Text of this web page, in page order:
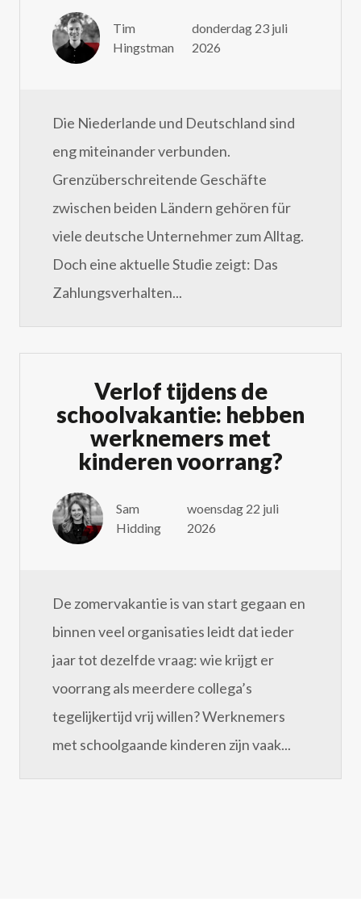
Tim
Hingstman
donderdag 23 juli
2026
Die Niederlande und Deutschland sind
eng miteinander verbunden.
Grenzüberschreitende Geschäfte
zwischen beiden Ländern gehören für
viele deutsche Unternehmer zum Alltag.
Doch eine aktuelle Studie zeigt: Das
Zahlungsverhalten...
Verlof tijdens de
schoolvakantie: hebben
werknemers met
kinderen voorrang?
Sam
Hidding
woensdag 22 juli
2026
De zomervakantie is van start gegaan en
binnen veel organisaties leidt dat ieder
jaar tot dezelfde vraag: wie krijgt er
voorrang als meerdere collega’s
tegelijkertijd vrij willen? Werknemers
met schoolgaande kinderen zijn vaak...